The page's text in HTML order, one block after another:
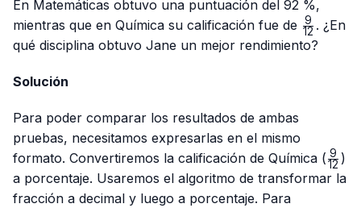
En Matemáticas obtuvo una puntuación del 92 %,
mientras que en Química su calificación fue de \frac{9}
{12}
12
9 . ¿En
qué disciplina obtuvo Jane un mejor rendimiento?
Solución
Para poder comparar los resultados de ambas
pruebas, necesitamos expresarlas en el mismo
formato. Convertiremos la calificación de Química (
{12}
12
9 )
a porcentaje. Usaremos el algoritmo de transformar la
fracción a decimal y luego a porcentaje. Para